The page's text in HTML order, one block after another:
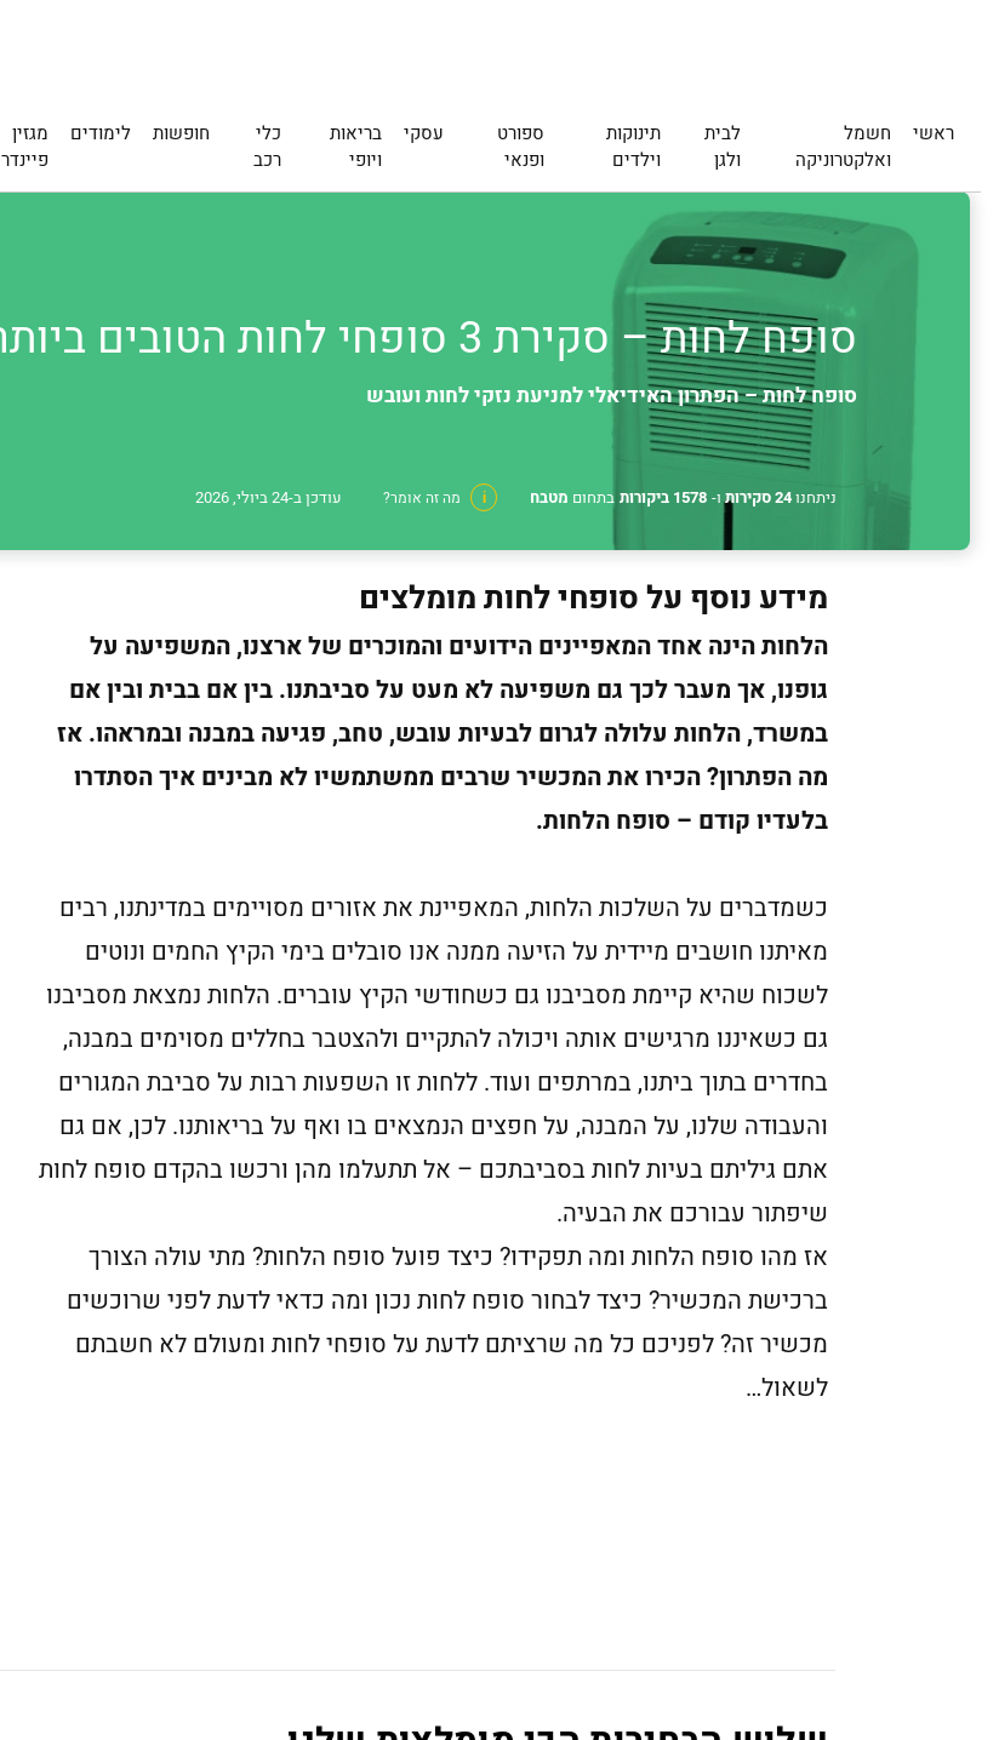
ראשי
חשמל
ואלקטרוניקה
לבית
ולגן
תינוקות
וילדים
ספורט
ופנאי
עסקי
בריאות
ויופי
כלי
רכב
חופשות לימודים
מגזין
פיינדר
סופח לחות – סקירת 3 סופחי לחות הטובים ביותר לשנת 2026 | Finder
סופח לחות – הפתרון האידיאלי למניעת נזקי לחות ועובש
ניתחנו24 סקירות ו- 1578 ביקורות בתחום מטבח i מה זה אומר? עודכן ב-24 ביולי, 2026
מידע נוסף על סופחי לחות מומלצים
הלחות הינה אחד המאפיינים הידועים והמוכרים של ארצנו, המשפיעה על
גופנו, אך מעבר לכך גם משפיעה לא מעט על סביבתנו. בין אם בבית ובין אם
במשרד, הלחות עלולה לגרום לבעיות עובש, טחב, פגיעה במבנה ובמראהו. אז
מה הפתרון? הכירו את המכשיר שרבים ממשתמשיו לא מבינים איך הסתדרו
בלעדיו קודם – סופח הלחות.
כשמדברים על השלכות הלחות, המאפיינת את אזורים מסויימים במדינתנו, רבים
מאיתנו חושבים מיידית על הזיעה ממנה אנו סובלים בימי הקיץ החמים ונוטים
לשכוח שהיא קיימת מסביבנו גם כשחודשי הקיץ עוברים. הלחות נמצאת מסביבנו
גם כשאיננו מרגישים אותה ויכולה להתקיים ולהצטבר בחללים מסוימים במבנה,
בחדרים בתוך ביתנו, במרתפים ועוד. ללחות זו השפעות רבות על סביבת המגורים
והעבודה שלנו, על המבנה, על חפצים הנמצאים בו ואף על בריאותנו. לכן, אם גם
אתם גיליתם בעיות לחות בסביבתכם – אל תתעלמו מהן ורכשו בהקדם סופח לחות
שיפתור עבורכם את הבעיה.
אז מהו סופח הלחות ומה תפקידו? כיצד פועל סופח הלחות? מתי עולה הצורך
ברכישת המכשיר? כיצד לבחור סופח לחות נכון ומה כדאי לדעת לפני שרוכשים
מכשיר זה? לפניכם כל מה שרציתם לדעת על סופחי לחות ומעולם לא חשבתם
לשאול…